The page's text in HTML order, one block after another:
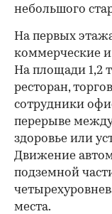
небольшого
На первых
коммерческие
На площади 1,2
ресторан,
сотрудники
перерыве между
здоровье или
Движение
подземной
места.